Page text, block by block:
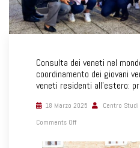
Consulta dei veneti nel
coordinamento dei giovani
veneti residenti all’estero:
18 Marzo 2025
Centro
Comments Off